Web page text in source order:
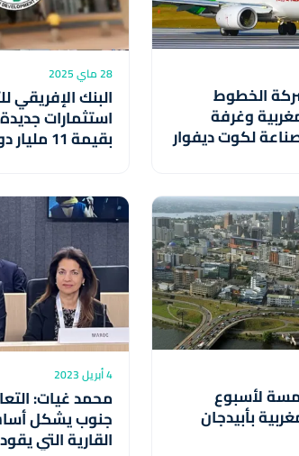
الخطوط
وغرفة
لكوت ديفوار
28 ماي 2025
البنك الإفريقي
استثمارات
بقيمة 11
لأسبوع
بأبيدجان
4 أبريل 2023
محمد غيات:
جنوب يشكل
القارية التي